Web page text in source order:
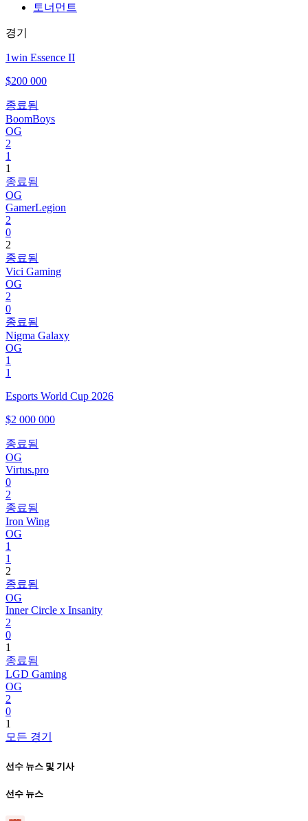
토너먼트
경기
1win Essence II
$200 000
종료됨
BoomBoys
OG
2
1
1
종료됨
OG
GamerLegion
2
0
2
종료됨
Vici Gaming
OG
2
0
종료됨
Nigma Galaxy
OG
1
1
Esports World Cup 2026
$2 000 000
종료됨
OG
Virtus.pro
0
2
종료됨
Iron Wing
OG
1
1
2
종료됨
OG
Inner Circle x Insanity
2
0
1
종료됨
LGD Gaming
OG
2
0
1
모든 경기
선수 뉴스 및 기사
선수 뉴스